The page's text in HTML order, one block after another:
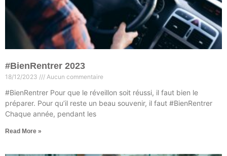
#BienRentrer 2023
18/12/2023 Aucun commentaire
#BienRentrer Pour que le réveillon soit réussi, il faut bien le
préparer. Pour qu’il reste un beau souvenir, il faut #BienRentrer
Chaque année, pendant les
Read More »